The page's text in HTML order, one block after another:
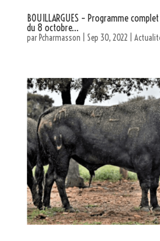
BOUILLARGUES – Programme
du 8 octobre…
par Pcharmasson Sep 30, 2022